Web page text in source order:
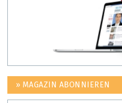
» MAGAZIN ABONNIEREN